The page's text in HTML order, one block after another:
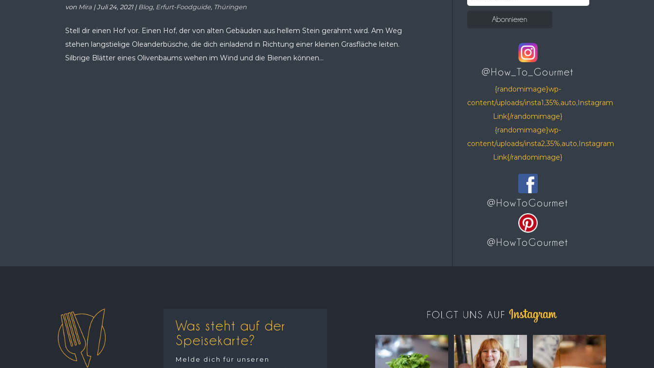
von Mira |Juli 24, 2021|Blog, Erfurt-Foodguide, Thüringen
Stell dir einen Hof vor. Einen Hof, der von alten Gebäuden aus hellem Stein gerahmt wird. Am Weg
stehen langstielige Oleanderbüsche, die dich einladend in Richtung einer kleinen Grasfläche leiten.
Silbrige Blätter eines Olivenbaums wehen im Wind und die Bienen können...
@How_To_Gourmet
{randomimage}wp-
content/uploads/insta1,35%,auto,Instagram
Link{/randomimage}
{randomimage}wp-
content/uploads/insta2,35%,auto,Instagram
Link{/randomimage}
@HowToGourmet
@HowToGourmet
Was steht auf der
Speisekarte?
Melde dich für unseren